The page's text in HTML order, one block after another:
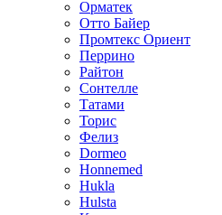
Орматек
Отто Байер
Промтекс Ориент
Перрино
Райтон
Сонтелле
Татами
Торис
Фелиз
Dormeo
Honnemed
Hukla
Hulsta